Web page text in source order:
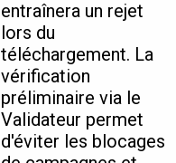
entraînera un rejet
lors du
téléchargement. La
vérification
préliminaire via le
Validateur permet
d'éviter les blocages